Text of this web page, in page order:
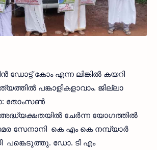
ഡോട്ട് കോം എന്ന ലിങ്കില്‍ കയറി
പങ്കാളികളാവാം. ജില്ലാ
തോംസണ്‍
അദ്ധ്യക്ഷതയില്‍ ചേര്‍ന്ന യോഗത്തില്‍
സേനാനി കെ എം കെ നമ്പ്യാര്‍
പങ്കെടുത്തു. ഡോ. ടി എം